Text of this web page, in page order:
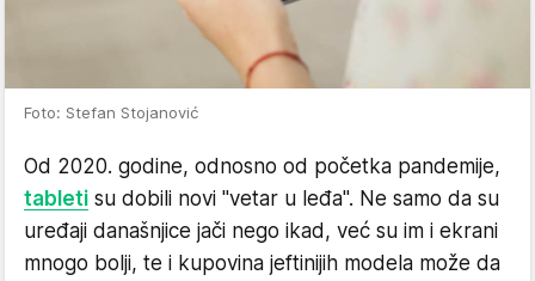
Foto: Stefan Stojanović
Od 2020. godine, odnosno od početka pandemije,
tableti su dobili novi "vetar u leđa". Ne samo da su
uređaji današnjice jači nego ikad, već su im i ekrani
mnogo bolji, te i kupovina jeftinijih modela može da